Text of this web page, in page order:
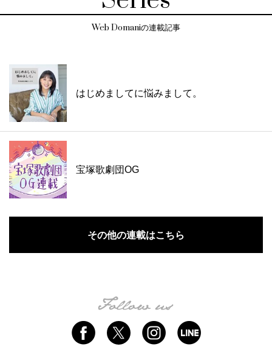
Web Domaniの連載記事
はじめましてに悩みまして。
宝塚歌劇団OG
その他の連載はこちら